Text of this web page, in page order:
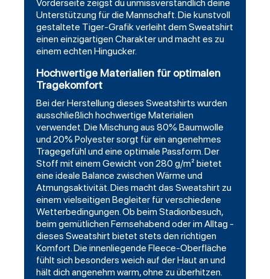
Vorderseite zeigst du unmissverständlich deine
Unterstützung für die Mannschaft. Die kunstvoll
gestaltete Tiger-Grafik verleiht dem Sweatshirt
einen einzigartigen Charakter und macht es zu
einem echten Hingucker.
Hochwertige Materialien für optimalen
Tragekomfort
Bei der Herstellung dieses Sweatshirts wurden
ausschließlich hochwertige Materialien
verwendet. Die Mischung aus 80% Baumwolle
und 20% Polyester sorgt für ein angenehmes
Tragegefühl und eine optimale Passform. Der
Stoff mit einem Gewicht von 280 g/m² bietet
eine ideale Balance zwischen Wärme und
Atmungsaktivität. Dies macht das Sweatshirt zu
einem vielseitigen Begleiter für verschiedene
Wetterbedingungen. Ob beim Stadionbesuch,
beim gemütlichen Fernsehabend oder im Alltag -
dieses Sweatshirt bietet stets den richtigen
Komfort. Die innenliegende Fleece-Oberfläche
fühlt sich besonders weich auf der Haut an und
hält dich angenehm warm, ohne zu überhitzen.